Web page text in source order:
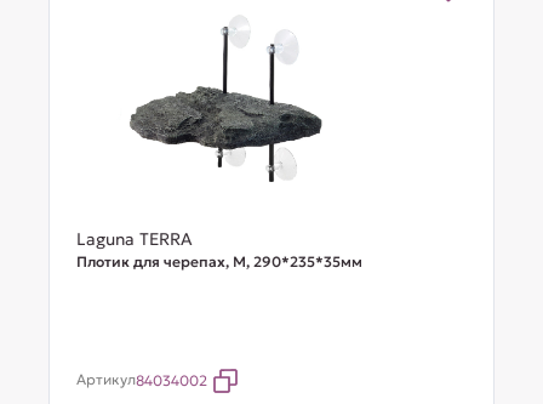
Laguna TERRA
Плотик для черепах, M, 290*235*35мм
Артикул84034002